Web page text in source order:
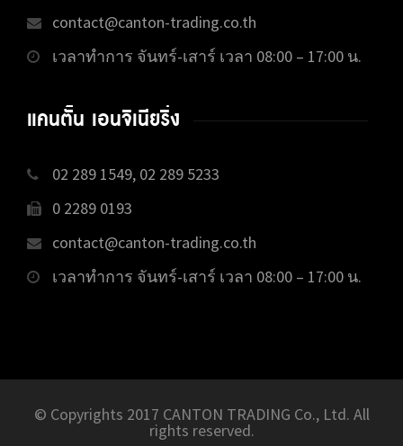
contact@canton-trading.co.th
เวลาทำการ จันทร์-เสาร์ เวลา 08:00 – 17:00 น.
แคนตั้น เอนจิเนียริ่ง
02 289 1549, 02 289 5233
0 2289 0193
contact@canton-trading.co.th
เวลาทำการ จันทร์-เสาร์ เวลา 08:00 – 17:00 น.
© Copyrights 2017 CANTON TRADING Co., Ltd. All
rights reserved.